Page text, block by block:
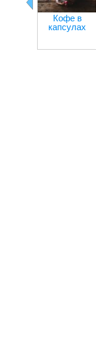
Кофе в
капсулах